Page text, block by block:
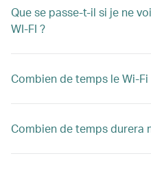
Que se passe-t-il si je ne
WI-FI ?
Combien de temps le Wi-
Combien de temps durera